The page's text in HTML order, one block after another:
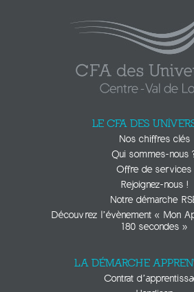
LE CFA DES
Nos chiffres clés
Qui sommes-nous
Offre de services
Rejoignez-nous !
Notre démarche
Découvrez l’évènement « Mon
180 secondes »
LA DÉMARCHE
Contrat